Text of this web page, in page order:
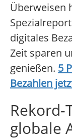
Überweisen
digitales
Zeit sparen
genießen. 5
Bezahlen
globale